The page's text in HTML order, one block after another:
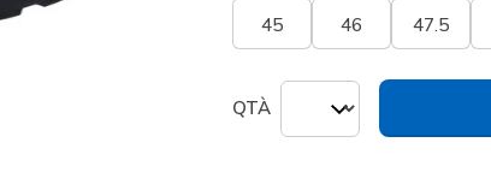
45 46 47.5
QTÀ